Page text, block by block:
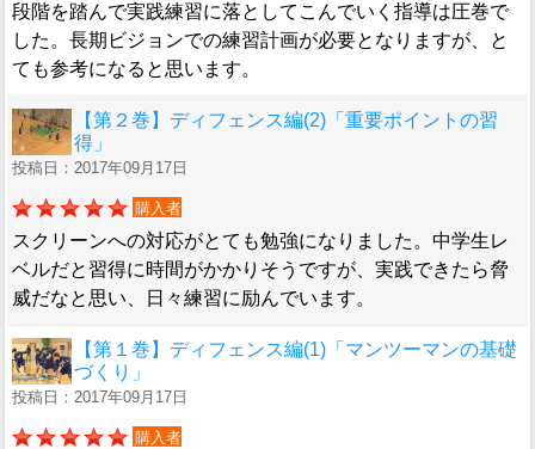
段階を踏んで実践練習に落としてこんでいく指導は圧巻で
した。長期ビジョンでの練習計画が必要となりますが、と
ても参考になると思います。
【第２巻】ディフェンス編(2)「重要ポイントの習
得」
投稿日：2017年09月17日
購入者
スクリーンへの対応がとても勉強になりました。中学生レ
ベルだと習得に時間がかかりそうですが、実践できたら脅
威だなと思い、日々練習に励んでいます。
【第１巻】ディフェンス編(1)「マンツーマンの基礎
づくり」
投稿日：2017年09月17日
購入者